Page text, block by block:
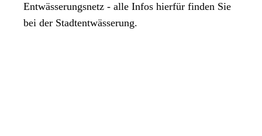
Entwässerungsnetz - alle Infos hierfür finden Sie
bei der Stadtentwässerung.